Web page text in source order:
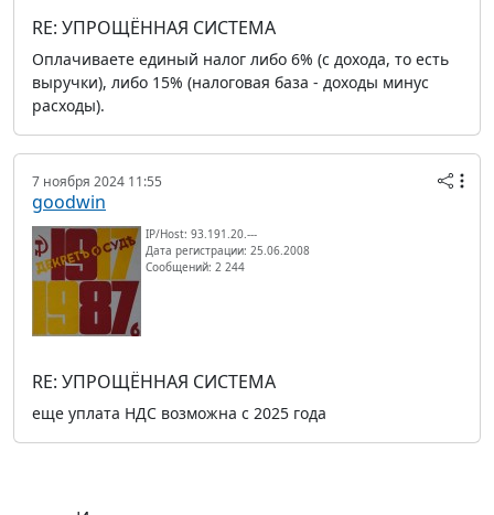
RE: УПРОЩЁННАЯ СИСТЕМА
Оплачиваете единый налог либо 6% (с дохода, то есть
выручки), либо 15% (налоговая база - доходы минус
расходы).
7 ноября 2024 11:55
goodwin
IP/Host: 93.191.20.---
Дата регистрации: 25.06.2008
Сообщений: 2 244
RE: УПРОЩЁННАЯ СИСТЕМА
еще уплата НДС возможна с 2025 года